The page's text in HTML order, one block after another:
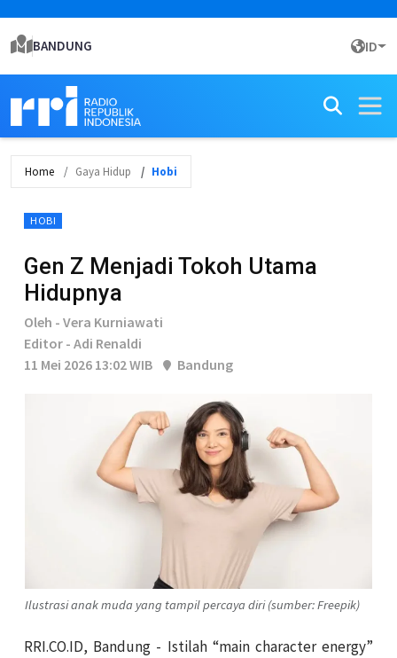
BANDUNG ID
Home Gaya Hidup Hobi
HOBI
Gen Z Menjadi Tokoh Utama
Hidupnya
Oleh - Vera Kurniawati
Editor - Adi Renaldi
11 Mei 2026 13:02 WIB
Bandung
Ilustrasi anak muda yang tampil percaya diri (sumber: Freepik)
RRI.CO.ID, Bandung - Istilah “main character energy”